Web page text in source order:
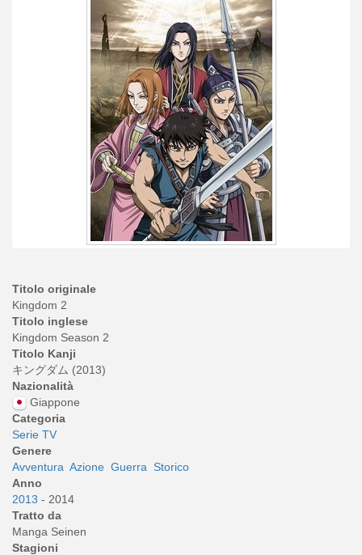
Titolo originale
Kingdom 2
Titolo inglese
Kingdom Season 2
Titolo Kanji
キングダム (2013)
Nazionalità
Giappone
Categoria
Serie TV
Genere
Avventura Azione Guerra
Storico
Anno
2013 - 2014
Tratto da
Manga Seinen
Stagioni